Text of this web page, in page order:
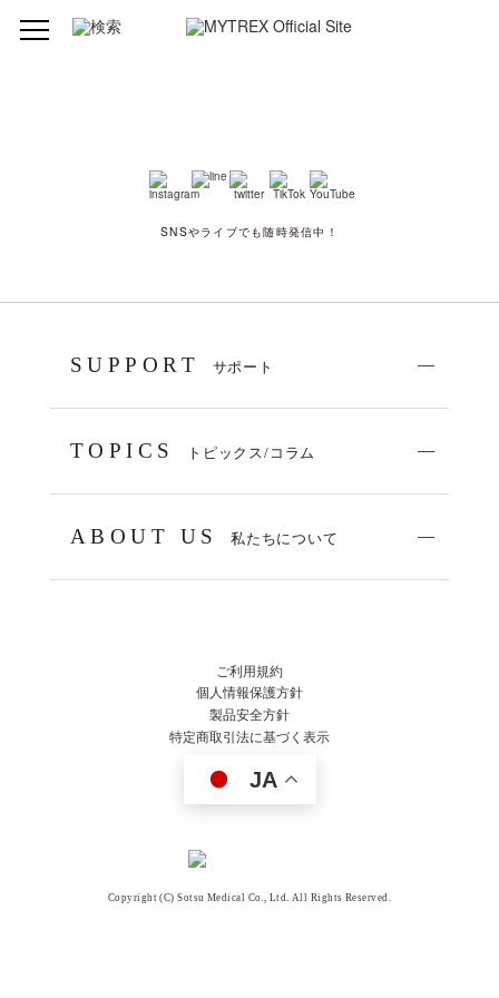
SNSやライブでも随時発信中！
SUPPORT サポート
TOPICS トピックス/コラム
ABOUT US 私たちについて
ご利用規約
個人情報保護方針
製品安全方針
特定商取引法に基づく表示
JA
Copyright (C) Sotsu Medical Co., Ltd. All Rights Reserved.